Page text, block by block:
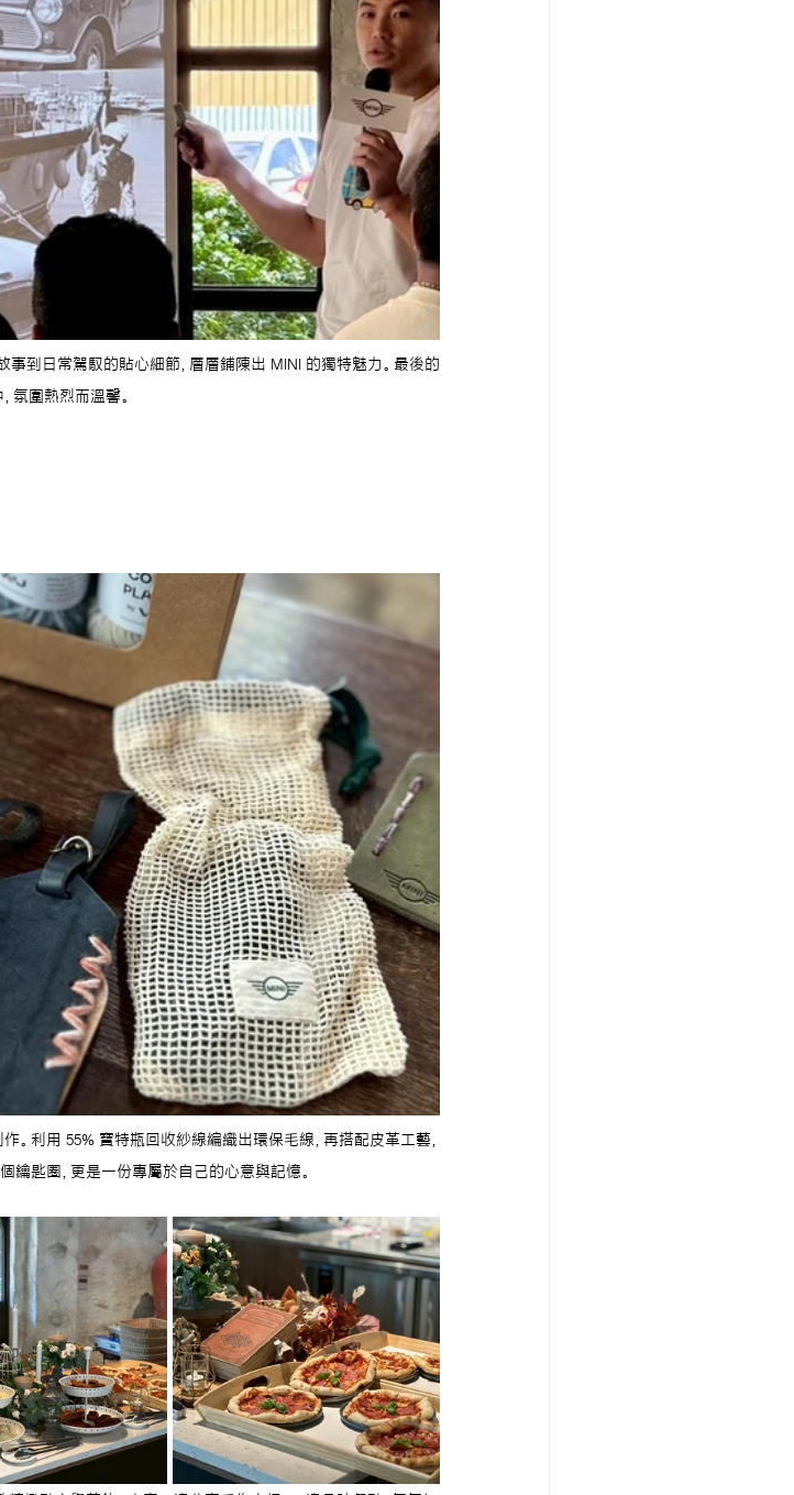
到日常駕馭的貼心細節，層層鋪陳出 MINI 的獨特魅力。最後的
氛圍熱烈而溫馨。
利用 55% 寶特瓶回收紗線編織出環保毛線，再搭配皮革工藝，
鑰匙圈，更是一份專屬於自己的心意與記憶。